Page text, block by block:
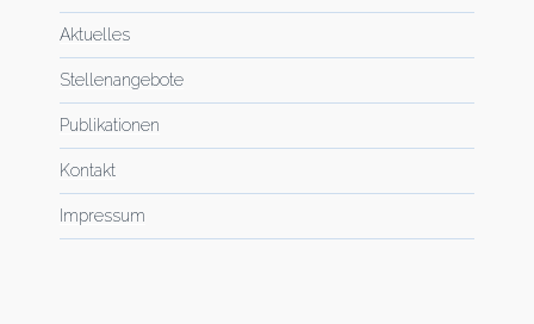
Aktuelles
Stellenangebote
Publikationen
Kontakt
Impressum